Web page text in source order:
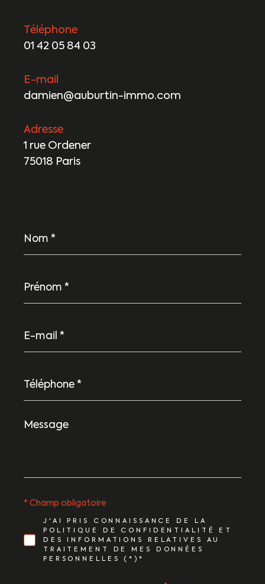
Téléphone
01 42 05 84 03
E-mail
damien@auburtin-immo.com
Adresse
1 rue Ordener
75018 Paris
*
*
mail
*
Message
J'AI PRIS CONNAISSANCE DE LA
POLITIQUE DE CONFIDENTIALITÉ ET
DES INFORMATIONS RELATIVES AU
TRAITEMENT DE MES DONNÉES
PERSONNELLES (*)*
* Champ obligatoire